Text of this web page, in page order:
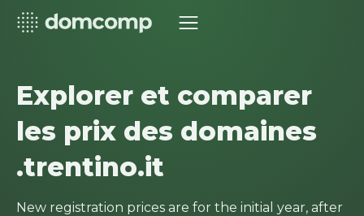
Explorer et comparer
les prix des domaines
.trentino.it
New registration prices are for the initial year, after